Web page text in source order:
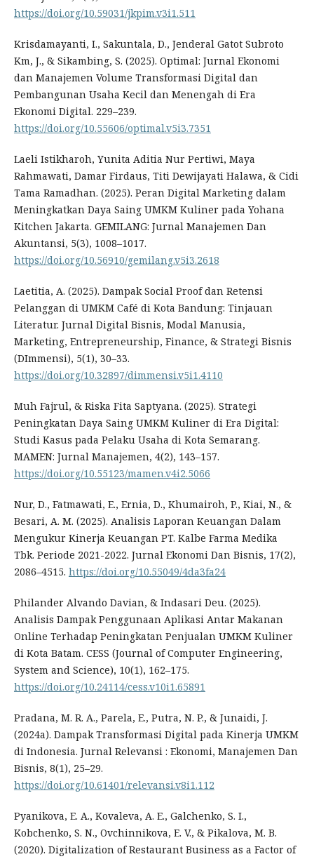
https://doi.org/10.59031/jkpim.v3i1.511
Krisdamayanti, I., Sakuntala, D., Jenderal Gatot Subroto
Km, J., & Sikambing, S. (2025). Optimal: Jurnal Ekonomi
dan Manajemen Volume Transformasi Digital dan
Pembangunan Usaha Kecil dan Menengah di Era
Ekonomi Digital. 229–239.
https://doi.org/10.55606/optimal.v5i3.7351
Laeli Istikharoh, Yunita Aditia Nur Pertiwi, Maya
Rahmawati, Damar Firdaus, Titi Dewijayati Halawa, & Cidi
Tama Ramadhan. (2025). Peran Digital Marketing dalam
Meningkatkan Daya Saing UMKM Kuliner pada Yohana
Kitchen Jakarta. GEMILANG: Jurnal Manajemen Dan
Akuntansi, 5(3), 1008–1017.
https://doi.org/10.56910/gemilang.v5i3.2618
Laetitia, A. (2025). Dampak Social Proof dan Retensi
Pelanggan di UMKM Café di Kota Bandung: Tinjauan
Literatur. Jurnal Digital Bisnis, Modal Manusia,
Marketing, Entrepreneurship, Finance, & Strategi Bisnis
(DImmensi), 5(1), 30–33.
https://doi.org/10.32897/dimmensi.v5i1.4110
Muh Fajrul, & Riska Fita Saptyana. (2025). Strategi
Peningkatan Daya Saing UMKM Kuliner di Era Digital:
Studi Kasus pada Pelaku Usaha di Kota Semarang.
MAMEN: Jurnal Manajemen, 4(2), 143–157.
https://doi.org/10.55123/mamen.v4i2.5066
Nur, D., Fatmawati, E., Ernia, D., Khumairoh, P., Kiai, N., &
Besari, A. M. (2025). Analisis Laporan Keuangan Dalam
Mengukur Kinerja Keuangan PT. Kalbe Farma Medika
Tbk. Periode 2021-2022. Jurnal Ekonomi Dan Bisnis, 17(2),
2086–4515. https://doi.org/10.55049/4da3fa24
Philander Alvando Davian, & Indasari Deu. (2025).
Analisis Dampak Penggunaan Aplikasi Antar Makanan
Online Terhadap Peningkatan Penjualan UMKM Kuliner
di Kota Batam. CESS (Journal of Computer Engineering,
System and Science), 10(1), 162–175.
https://doi.org/10.24114/cess.v10i1.65891
Pradana, M. R. A., Parela, E., Putra, N. P., & Junaidi, J.
(2024a). Dampak Transformasi Digital pada Kinerja UMKM
di Indonesia. Jurnal Relevansi : Ekonomi, Manajemen Dan
Bisnis, 8(1), 25–29.
https://doi.org/10.61401/relevansi.v8i1.112
Pyanikova, E. A., Kovaleva, A. E., Galchenko, S. I.,
Kobchenko, S. N., Ovchinnikova, E. V., & Pikalova, M. B.
(2020). Digitalization of Restaurant Business as a Factor of